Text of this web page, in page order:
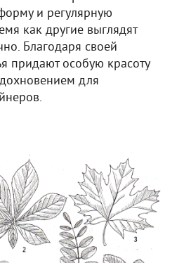
и регулярную
как другие выглядят
Благодаря своей
придают особую красоту
для